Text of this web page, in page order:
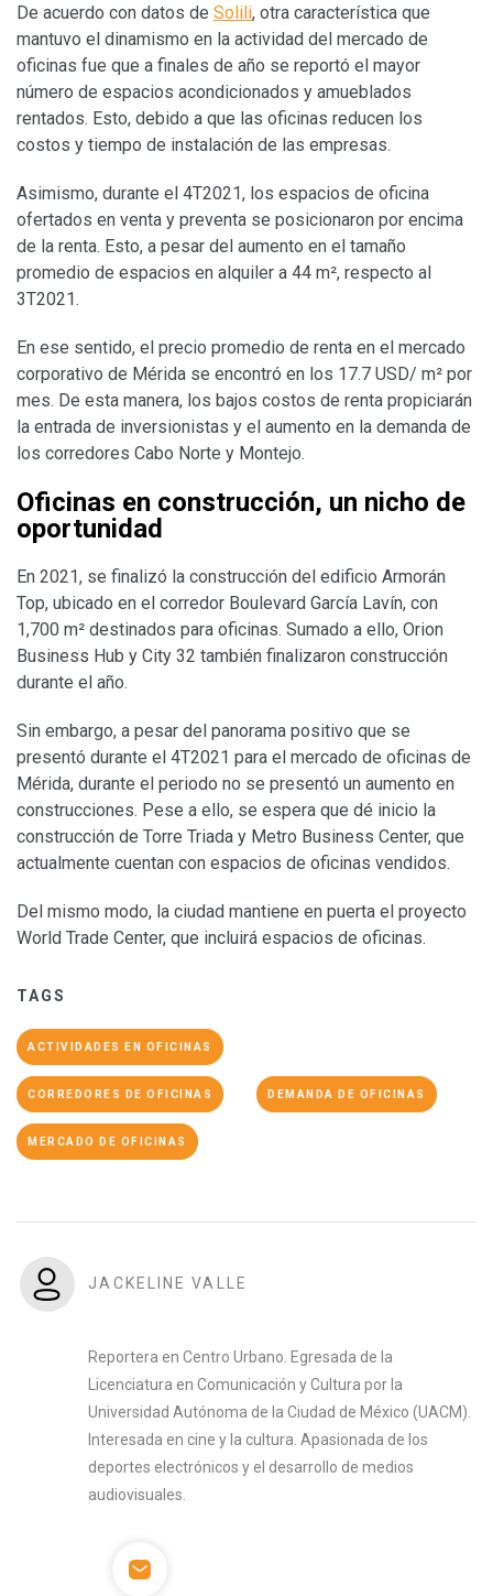
De acuerdo con datos de Solili, otra característica que
mantuvo el dinamismo en la actividad del mercado de
oficinas fue que a finales de año se reportó el mayor
número de espacios acondicionados y amueblados
rentados. Esto, debido a que las oficinas reducen los
costos y tiempo de instalación de las empresas.
Asimismo, durante el 4T2021, los espacios de oficina
ofertados en venta y preventa se posicionaron por encima
de la renta. Esto, a pesar del aumento en el tamaño
promedio de espacios en alquiler a 44 m², respecto al
3T2021.
En ese sentido, el precio promedio de renta en el mercado
corporativo de Mérida se encontró en los 17.7 USD/ m² por
mes. De esta manera, los bajos costos de renta propiciarán
la entrada de inversionistas y el aumento en la demanda de
los corredores Cabo Norte y Montejo.
Oficinas en construcción, un nicho de
oportunidad
En 2021, se finalizó la construcción del edificio Armorán
Top, ubicado en el corredor Boulevard García Lavín, con
1,700 m² destinados para oficinas. Sumado a ello, Orion
Business Hub y City 32 también finalizaron construcción
durante el año.
Sin embargo, a pesar del panorama positivo que se
presentó durante el 4T2021 para el mercado de oficinas de
Mérida, durante el periodo no se presentó un aumento en
construcciones. Pese a ello, se espera que dé inicio la
construcción de Torre Triada y Metro Business Center, que
actualmente cuentan con espacios de oficinas vendidos.
Del mismo modo, la ciudad mantiene en puerta el proyecto
World Trade Center, que incluirá espacios de oficinas.
TAGS
ACTIVIDADES EN OFICINAS
CORREDORES DE OFICINAS DEMANDA DE OFICINAS
MERCADO DE OFICINAS
JACKELINE VALLE
Reportera en Centro Urbano. Egresada de la
Licenciatura en Comunicación y Cultura por la
Universidad Autónoma de la Ciudad de México (UACM).
Interesada en cine y la cultura. Apasionada de los
deportes electrónicos y el desarrollo de medios
audiovisuales.